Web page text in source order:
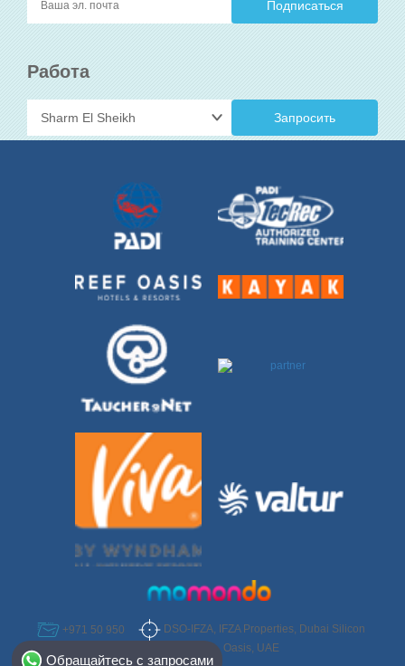
Работа
Запросить
+971 50 950
6952
DSO-IFZA, IFZA Properties, Dubai Silicon
Oasis, UAE
Обращайтесь с запросами
Select Destination